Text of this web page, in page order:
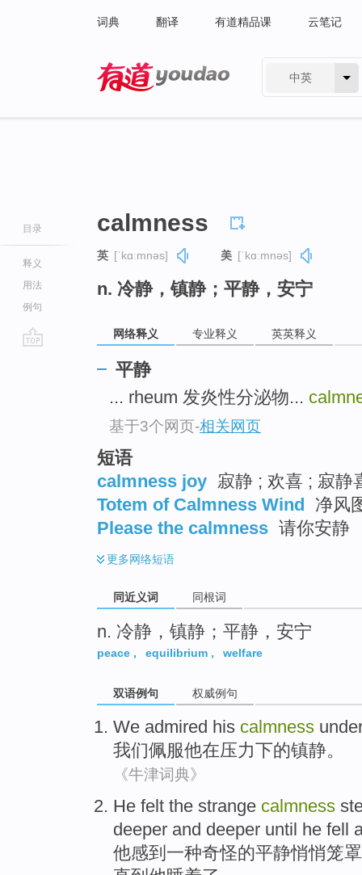
词典 翻译 有道精品课 云笔记
中英
目录
释义
用法
例句
calmness
英 [ˈkɑːmnəs] 美 [ˈkɑːmnəs]
n. 冷静，镇静；平静，安宁
网络释义 专业释义 英英释义
平静
... rheum 发炎性分泌物...
基于3个网页-相关网页
短语
calmness joy 寂静 ; 欢喜 ; 寂静
Totem of Calmness Wind 净风
Please the calmness 请你安静
更多网络短语
同近义词 同根词
n. 冷静，镇静；平静，安宁
peace , equilibrium , welfare
双语例句 权威例句
We admired his calmness
我们佩服他在压力下的镇静。
《牛津词典》
He felt the strange calmness
deeper and deeper until he fell
他感到 一种奇怪的平静悄悄笼